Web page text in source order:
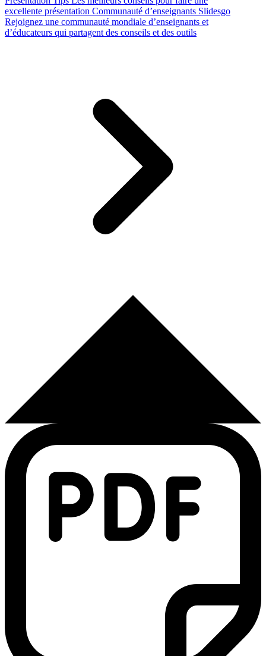
excellente présentation Communauté d’enseignants Slidesgo
Rejoignez une communauté mondiale d’enseignants et
d’éducateurs qui partagent des conseils et des outils